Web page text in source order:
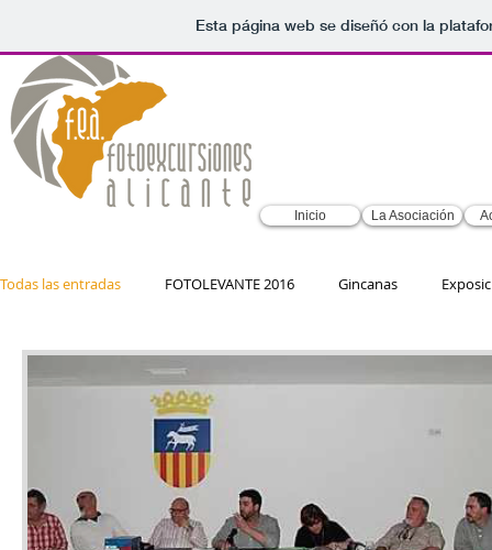
Esta página web se diseñó con la
Inicio La Asociación
Todas las entradas FOTOLEVANTE 2016 Gincanas
Nocturna